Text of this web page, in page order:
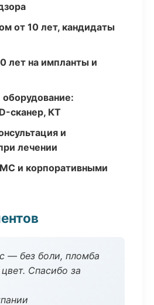
от 10 лет, кандидаты
лет на импланты и
сканер, КТ
и
лечении
и корпоративными
— без боли, пломба
Спасибо за